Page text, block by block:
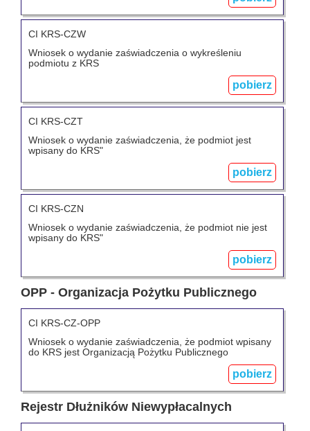
CI KRS-CZW
Wniosek o wydanie zaświadczenia o wykreśleniu
podmiotu z KRS
pobierz
CI KRS-CZT
Wniosek o wydanie zaświadczenia, że podmiot jest
wpisany do KRS"
pobierz
CI KRS-CZN
Wniosek o wydanie zaświadczenia, że podmiot nie jest
wpisany do KRS"
pobierz
OPP - Organizacja Pożytku Publicznego
CI KRS-CZ-OPP
Wniosek o wydanie zaświadczenia, że podmiot wpisany
do KRS jest Organizacją Pożytku Publicznego
pobierz
Rejestr Dłużników Niewypłacalnych